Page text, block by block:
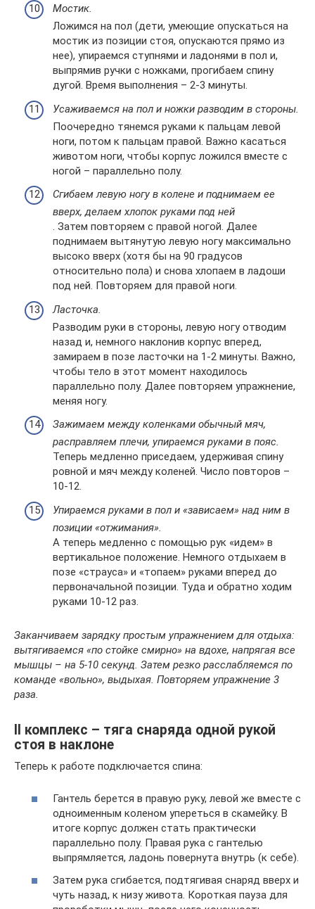
Мостик.
Ложимся на пол (дети, умеющие опускаться на
мостик из позиции стоя, опускаются прямо из
нее), упираемся ступнями и ладонями в пол и,
выпрямив ручки с ножками, прогибаем спину
дугой. Время выполнения – 2-3 минуты.
Усаживаемся на пол и ножки разводим в стороны.
Поочередно тянемся руками к пальцам левой
ноги, потом к пальцам правой. Важно касаться
животом ноги, чтобы корпус ложился вместе с
ногой – параллельно полу.
Сгибаем левую ногу в колене и поднимаем ее
вверх, делаем хлопок руками под ней
. Затем повторяем с правой ногой. Далее
поднимаем вытянутую левую ногу максимально
высоко вверх (хотя бы на 90 градусов
относительно пола) и снова хлопаем в ладоши
под ней. Повторяем для правой ноги.
Ласточка.
Разводим руки в стороны, левую ногу отводим
назад и, немного наклонив корпус вперед,
замираем в позе ласточки на 1-2 минуты. Важно,
чтобы тело в этот момент находилось
параллельно полу. Далее повторяем упражнение,
меняя ногу.
Зажимаем между коленками обычный мяч,
расправляем плечи, упираемся руками в пояс.
Теперь медленно приседаем, удерживая спину
ровной и мяч между коленей. Число повторов –
10-12.
Упираемся руками в пол и «зависаем» над ним в
позиции «отжимания».
А теперь медленно с помощью рук «идем» в
вертикальное положение. Немного отдыхаем в
позе «страуса» и «топаем» руками вперед до
первоначальной позиции. Туда и обратно ходим
руками 10-12 раз.
Заканчиваем зарядку простым упражнением для отдыха:
вытягиваемся «по стойке смирно» на вдохе, напрягая все
мышцы – на 5-10 секунд. Затем резко расслабляемся по
команде «вольно», выдыхая. Повторяем упражнение 3
раза.
II комплекс – тяга снаряда одной рукой
стоя в наклоне
Теперь к работе подключается спина:
Гантель берется в правую руку, левой же вместе с
одноименным коленом упереться в скамейку. В
итоге корпус должен стать практически
параллельно полу. Правая рука с гантелью
выпрямляется, ладонь повернута внутрь (к себе).
Затем рука сгибается, подтягивая снаряд вверх и
чуть назад, к низу живота. Короткая пауза для